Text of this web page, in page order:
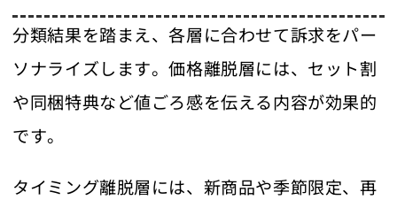
分類結果を踏まえ、各層に合わせて訴求をパー
ソナライズします。価格離脱層には、セット割
や同梱特典など値ごろ感を伝える内容が効果的
です。
タイミング離脱層には、新商品や季節限定、再